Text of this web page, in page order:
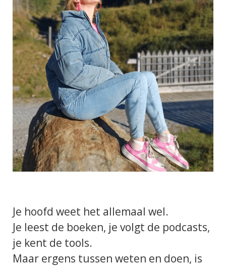
Je hoofd weet het allemaal wel.
Je leest de boeken, je volgt de podcasts,
je kent de tools.
Maar ergens tussen weten en doen, is